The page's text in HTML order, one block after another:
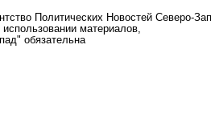
Политических Новостей Северо-
материалов,
обязательна